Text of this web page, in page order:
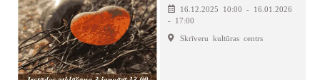
16.12.2025 10:00 - 16.01.2026
- 17:00
Skrīveru kultūras centrs